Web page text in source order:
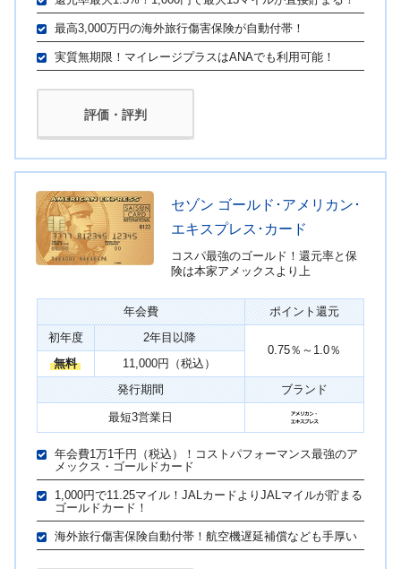
最高3,000万円の海外旅行傷害保険が自動付帯！
実質無期限！マイレージプラスはANAでも利用可能！
評価・評判
セゾン ゴールド･アメリカン･
エキスプレス･カード
コスパ最強のゴールド！還元率と保
険は本家アメックスより上
年会費
ポイント還元
初年度
2年目以降
0.75％～1.0％
無料
11,000円（税込）
発行期間
ブランド
最短3営業日
年会費1万1千円（税込）！コストパフォーマンス最強のア
メックス・ゴールドカード
1,000円で11.25マイル！JALカードよりJALマイルが貯まる
ゴールドカード！
海外旅行傷害保険自動付帯！航空機遅延補償なども手厚い